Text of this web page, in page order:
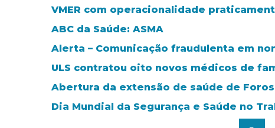
VMER com operacionalidade
ABC da Saúde: ASMA
Alerta – Comunicação fraudulenta em
ULS contratou oito novos médicos de
Abertura da extensão de saúde de
Dia Mundial da Segurança e Saúde no